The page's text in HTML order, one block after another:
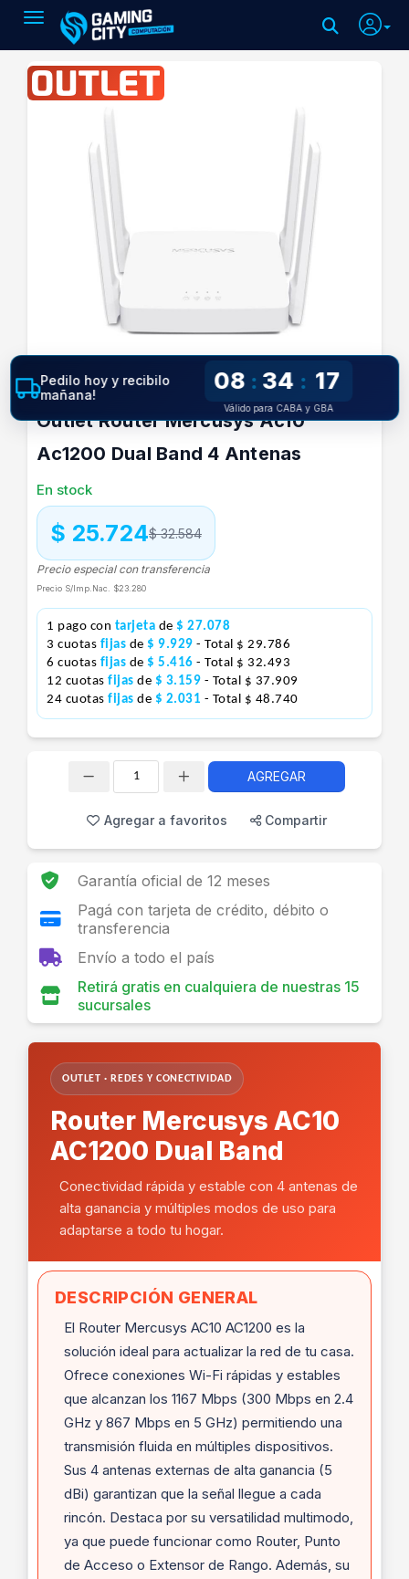
Toggle navigation
Outlet Router Mercusys Ac10
Ac1200 Dual Band 4 Antenas
En stock
$ 32.584
$ 25.724
Precio especial con transferencia
Precio S/Imp.Nac. $23.280
1 pago con tarjeta de $ 27.078
3 cuotas fijas de $ 9.929 - Total $ 29.786
6 cuotas fijas de $ 5.416 - Total $ 32.493
12 cuotas fijas de $ 3.159 - Total $ 37.909
24 cuotas fijas de $ 2.031 - Total $ 48.740
Pedilo hoy y recibilo
mañana!
08 : 34 : 17
Válido para CABA y GBA
AGREGAR
Agregar a favoritos Compartir
Garantía oficial de 12 meses
Pagá con tarjeta de crédito, débito o
transferencia
Envío a todo el país
Retirá gratis en cualquiera de nuestras 15
sucursales
OUTLET · REDES Y CONECTIVIDAD
Router Mercusys AC10
AC1200 Dual Band
Conectividad rápida y estable con 4 antenas de
alta ganancia y múltiples modos de uso para
adaptarse a todo tu hogar.
DESCRIPCIÓN GENERAL
El Router Mercusys AC10 AC1200 es la
solución ideal para actualizar la red de tu casa.
Ofrece conexiones Wi-Fi rápidas y estables
que alcanzan los 1167 Mbps (300 Mbps en 2.4
GHz y 867 Mbps en 5 GHz) permitiendo una
transmisión fluida en múltiples dispositivos.
Sus 4 antenas externas de alta ganancia (5
dBi) garantizan que la señal llegue a cada
rincón. Destaca por su versatilidad multimodo,
ya que puede funcionar como Router, Punto
de Acceso o Extensor de Rango. Además, su